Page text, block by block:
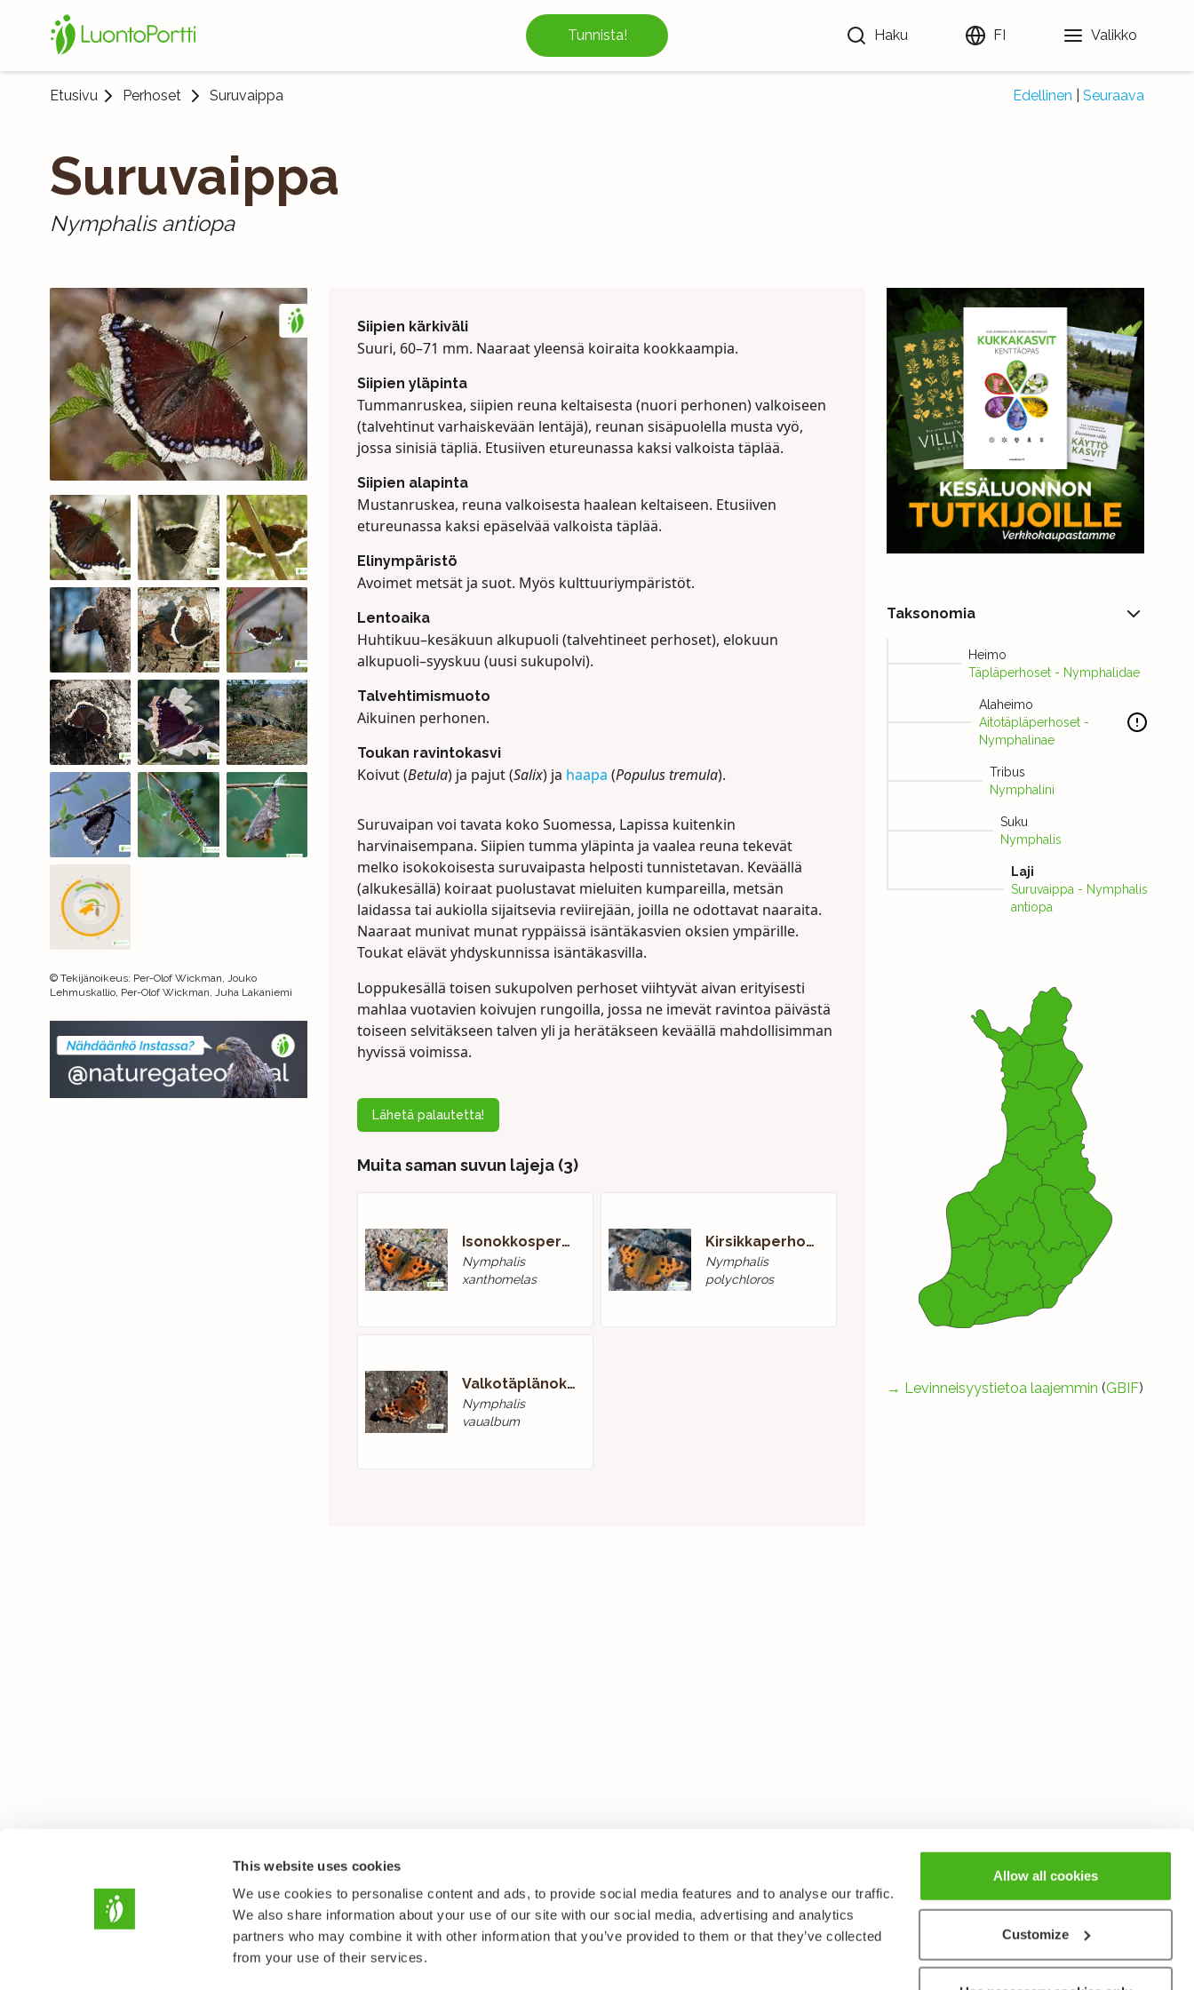
This website uses cookies
We use cookies to personalise content and ads, to provide social media features and to analyse our traffic.
We also share information about your use of our site with our social media, advertising and analytics
partners who may combine it with other information that you’ve provided to them or that they’ve collected
from your use of their services.
Allow all cookies
Customize
Tunnista! Haku FI Valikko
Etusivu Perhoset Suruvaippa Edellinen Seuraava
Suruvaippa
Nymphalis antiopa
© Tekijänoikeus: Per-Olof Wickman, Jouko
Lehmuskallio, Per-Olof Wickman, Juha Lakaniemi
Siipien kärkiväli
Suuri, 60–71 mm. Naaraat yleensä koiraita kookkaampia.
Siipien yläpinta
Tummanruskea, siipien reuna keltaisesta (nuori perhonen) valkoiseen
(talvehtinut varhaiskevään lentäjä), reunan sisäpuolella musta vyö,
jossa sinisiä täpliä. Etusiiven etureunassa kaksi valkoista täplää.
Siipien alapinta
Mustanruskea, reuna valkoisesta haalean keltaiseen. Etusiiven
etureunassa kaksi epäselvää valkoista täplää.
Elinympäristö
Avoimet metsät ja suot. Myös kulttuuriympäristöt.
Lentoaika
Huhtikuu–kesäkuun alkupuoli (talvehtineet perhoset), elokuun
alkupuoli–syyskuu (uusi sukupolvi).
Talvehtimismuoto
Aikuinen perhonen.
Toukan ravintokasvi
Koivut (Betula) ja pajut (Salix) ja haapa (Populus tremula).
Suruvaipan voi tavata koko Suomessa, Lapissa kuitenkin
harvinaisempana. Siipien tumma yläpinta ja vaalea reuna tekevät
melko isokokoisesta suruvaipasta helposti tunnistetavan. Keväällä
(alkukesällä) koiraat puolustavat mieluiten kumpareilla, metsän
laidassa tai aukiolla sijaitsevia reviirejään, joilla ne odottavat naaraita.
Naaraat munivat munat ryppäissä isäntäkasvien oksien ympärille.
Toukat elävät yhdyskunnissa isäntäkasvilla.
Loppukesällä toisen sukupolven perhoset viihtyvät aivan erityisesti
mahlaa vuotavien koivujen rungoilla, jossa ne imevät ravintoa päivästä
toiseen selvitäkseen talven yli ja herätäkseen keväällä mahdollisimman
hyvissä voimissa.
Lähetä palautetta!
Muita saman suvun lajeja (3)
Isonokkosperhonen
Nymphalis
xanthomelas
Kirsikkaperhonen
Nymphalis
polychloros
Valkotäplänokkosperhonen
Nymphalis
vaualbum
Taksonomia
Heimo
Täpläperhoset - Nymphalidae
Alaheimo
Aitotäpläperhoset -
Nymphalinae
Tribus
Nymphalini
Suku
Nymphalis
Laji
Suruvaippa - Nymphalis
antiopa
→ Levinneisyystietoa laajemmin (GBIF)